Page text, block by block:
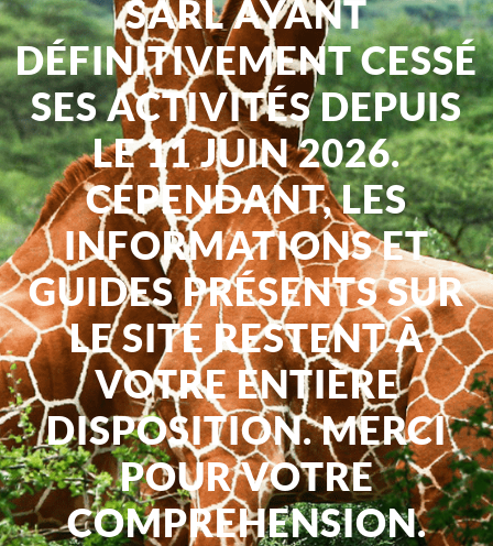
SARL AYANT
DÉFINITIVEMENT CESSÉ
SES ACTIVITÉS DEPUIS
LE 11 JUIN 2026.
CEPENDANT, LES
INFORMATIONS ET
GUIDES PRÉSENTS SUR
LE SITE RESTENT À
VOTRE ENTIÈRE
DISPOSITION. MERCI
POUR VOTRE
COMPREHENSION.